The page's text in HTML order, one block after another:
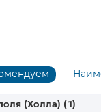
(Холла) (1)